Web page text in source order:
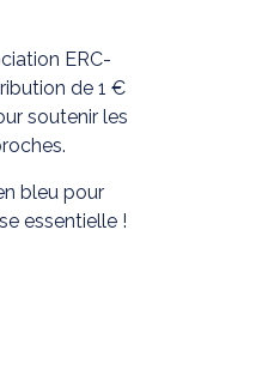
ERC-
de 1 €
soutenir les
bleu pour
essentielle !